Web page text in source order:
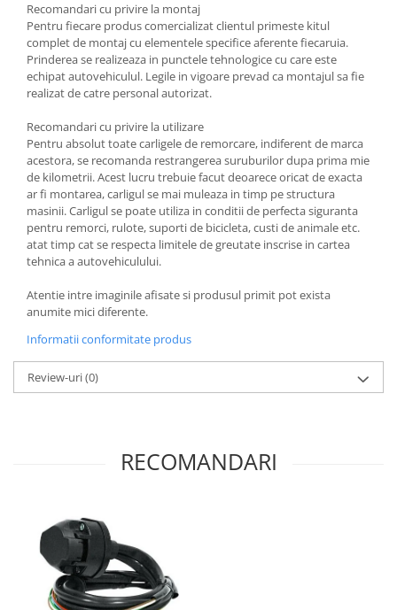
Recomandari cu privire la montaj
Pentru fiecare produs comercializat clientul primeste kitul
complet de montaj cu elementele specifice aferente fiecaruia.
Prinderea se realizeaza in punctele tehnologice cu care este
echipat autovehiculul. Legile in vigoare prevad ca montajul sa fie
realizat de catre personal autorizat.
Recomandari cu privire la utilizare
Pentru absolut toate carligele de remorcare, indiferent de marca
acestora, se recomanda restrangerea suruburilor dupa prima mie
de kilometrii. Acest lucru trebuie facut deoarece oricat de exacta
ar fi montarea, carligul se mai muleaza in timp pe structura
masinii. Carligul se poate utiliza in conditii de perfecta siguranta
pentru remorci, rulote, suporti de bicicleta, custi de animale etc.
atat timp cat se respecta limitele de greutate inscrise in cartea
tehnica a autovehiculului.
Atentie intre imaginile afisate si produsul primit pot exista
anumite mici diferente.
Informatii conformitate produs
Review-uri(0)
RECOMANDARI